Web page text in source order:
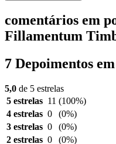
comentários em
Fillamentum
7 Depoimentos
5,0 de 5 estrelas
5 estrelas 11 (100%)
4 estrelas 0
(0%)
3 estrelas 0
(0%)
2 estrelas 0
(0%)